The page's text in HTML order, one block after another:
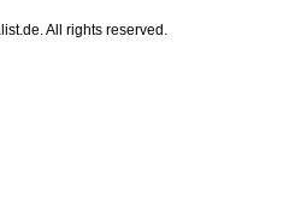
All rights reserved.